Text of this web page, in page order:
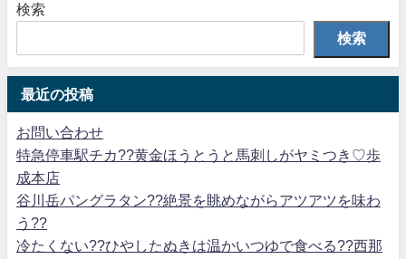
検索
検索
最近の投稿
お問い合わせ
特急停車駅チカ??黄金ほうとうと馬刺しがヤミつき♡歩
成本店
谷川岳パングラタン??絶景を眺めながらアツアツを味わ
う??
冷たくない??ひやしたぬきは温かいつゆで食べる??西那